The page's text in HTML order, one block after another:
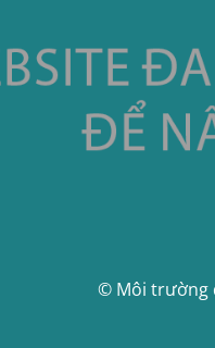
© Môi trường